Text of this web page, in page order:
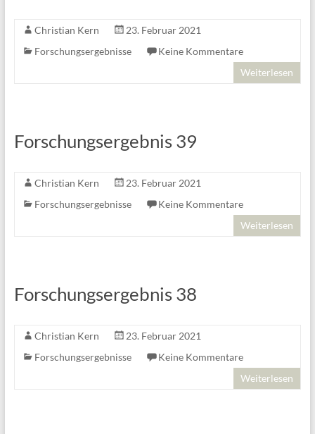
Christian Kern
23. Februar 2021
Forschungsergebnisse
Keine Kommentare
Weiterlesen
Forschungsergebnis 39
Christian Kern
23. Februar 2021
Forschungsergebnisse
Keine Kommentare
Weiterlesen
Forschungsergebnis 38
Christian Kern
23. Februar 2021
Forschungsergebnisse
Keine Kommentare
Weiterlesen